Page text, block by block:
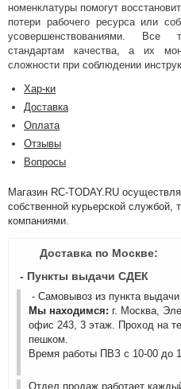
номенклатуры помогут
потери рабочего ресурса или
усовершенствованиями. Все
стандартам качества, а их
сложности при соблюдении
Хар-ки
Доставка
Оплата
Отзывы
Вопросы
Магазин RC-TODAY.RU
собственной курьерской службой,
компаниями.
Доставка по Москве:
- Пункты выдачи СДЕК
- Самовывоз из пункта
Мы находимся: г. Москва,
офис 243, 3 этаж. Проход на
пешком.
Время работы ПВЗ с 10-00 до
Отдел продаж работает